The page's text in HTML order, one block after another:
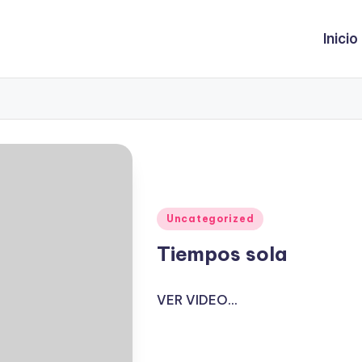
Inicio
Publicado
Uncategorized
Tiempos sola
VER VIDEO...